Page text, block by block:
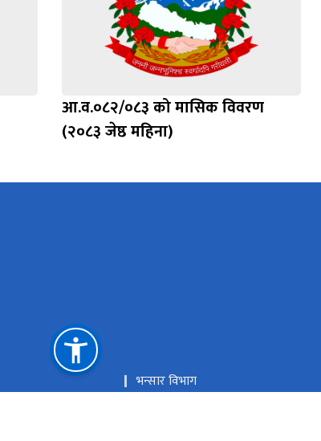
आ.व.०८२/०८३ को मासिक विवरण
(२०८३ जेष्ठ महिना)
भन्सार विभाग